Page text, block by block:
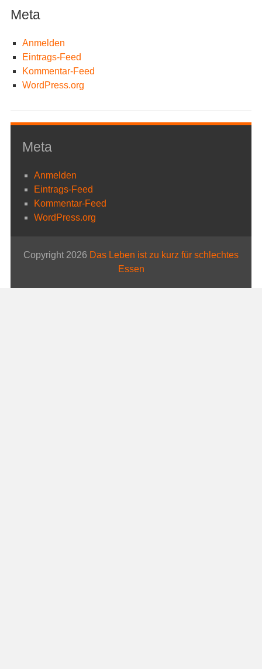
Meta
Anmelden
Eintrags-Feed
Kommentar-Feed
WordPress.org
Meta
Anmelden
Eintrags-Feed
Kommentar-Feed
WordPress.org
Copyright 2026 Das Leben ist zu kurz für schlechtes
Essen